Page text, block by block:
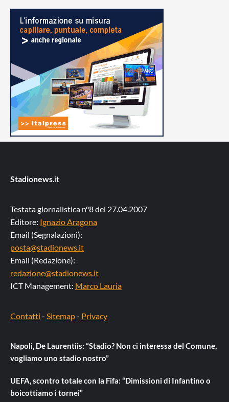
Stadionews.it
Testata giornalistica n°8 del 27.04.2007
Editore: Ignazio Aragona
Email (Segnalazioni):
posta@stadionews.it
Email (Redazione):
redazione@stadionews.it
ICT Management: Marco Lauria
Contatti - Sitemap- Privacy
Napoli, De Laurentiis: “Stadio? Non ci interessa del Comune,
vogliamo uno stadio nostro”
UEFA, scontro totale con la Fifa: “Dimissioni di Infantino o
boicottiamo i tornei”